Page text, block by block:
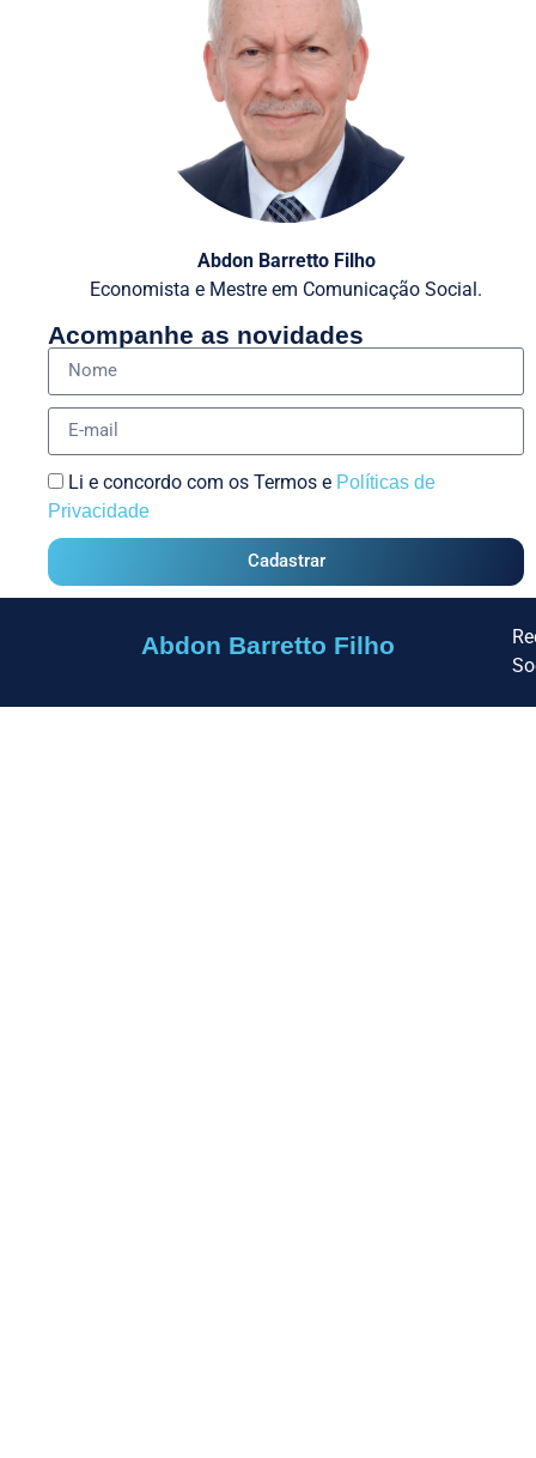
Abdon Barretto Filho
Economista e Mestre em Comunicação Social.
Acompanhe as novidades
Li e concordo com os Termos e Políticas de
Privacidade
Cadastrar
Abdon Barretto Filho